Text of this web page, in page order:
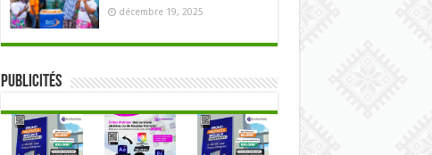
décembre 19, 2025
Publicités